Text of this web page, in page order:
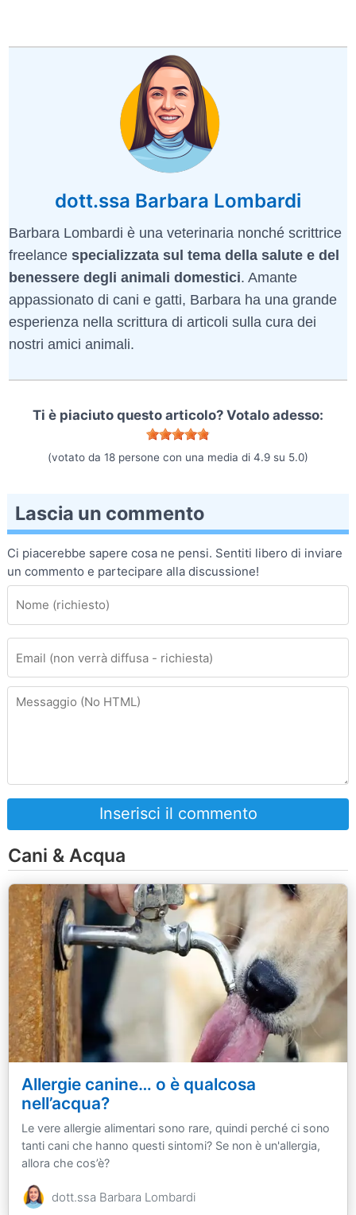
dott.ssa Barbara Lombardi
Barbara Lombardi è una veterinaria nonché scrittrice
freelance specializzata sul tema della salute e del
benessere degli animali domestici. Amante
appassionato di cani e gatti, Barbara ha una grande
esperienza nella scrittura di articoli sulla cura dei
nostri amici animali.
Ti è piaciuto questo articolo? Votalo adesso:
(votato da 18 persone con una media di 4.9 su 5.0)
Lascia un commento
Ci piacerebbe sapere cosa ne pensi. Sentiti libero di inviare
un commento e partecipare alla discussione!
Inserisci il commento
Cani & Acqua
Allergie canine… o è qualcosa
nell’acqua?
Le vere allergie alimentari sono rare, quindi perché ci sono
tanti cani che hanno questi sintomi? Se non è un'allergia,
allora che cos’è?
dott.ssa Barbara Lombardi